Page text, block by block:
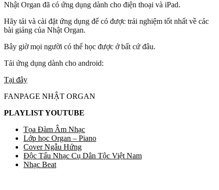
Nhật Organ đã có ứng dụng dành cho điện thoại và iPad.
Hãy tải và cài đặt ứng dụng để có được trải nghiệm tốt nhất về các
bài giảng của Nhật Organ.
Bây giờ mọi người có thể học được ở bất cứ đâu.
Tải ứng dụng dành cho android:
Tại đây
FANPAGE NHẬT ORGAN
PLAYLIST YOUTUBE
Tọa Đàm Âm Nhạc
Lớp học Organ – Piano
Cover Ngẫu Hứng
Độc Tấu Nhạc Cụ Dân Tộc Việt Nam
Nhạc Beat